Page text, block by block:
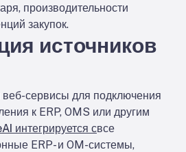
производительности
закупок.
источников
веб-сервисы для подключения
к ERP, OMS или другим
интегрируется свсе
ERP- и OM-системы,